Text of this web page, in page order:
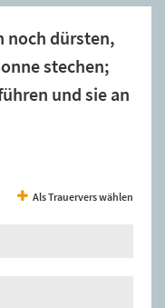
noch dürsten,
stechen;
und sie an
Als Trauervers wählen